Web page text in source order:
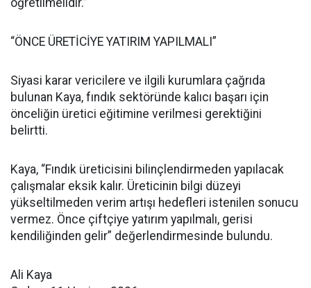
öğretilmelidir.”
“ÖNCE ÜRETİCİYE YATIRIM YAPILMALI”
Siyasi karar vericilere ve ilgili kurumlara çağrıda
bulunan Kaya, fındık sektöründe kalıcı başarı için
önceliğin üretici eğitimine verilmesi gerektiğini
belirtti.
Kaya, “Fındık üreticisini bilinçlendirmeden yapılacak
çalışmalar eksik kalır. Üreticinin bilgi düzeyi
yükseltilmeden verim artışı hedefleri istenilen sonucu
vermez. Önce çiftçiye yatırım yapılmalı, gerisi
kendiliğinden gelir” değerlendirmesinde bulundu.
Ali Kaya